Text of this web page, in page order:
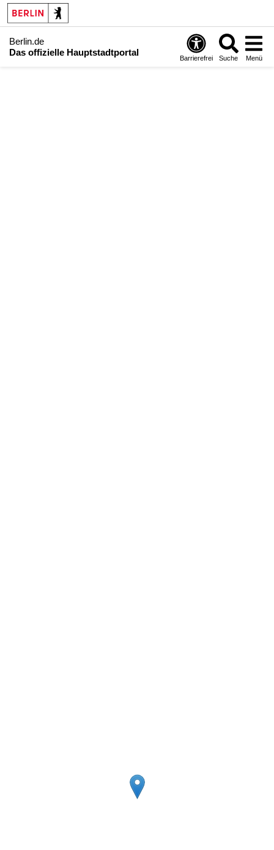
Berlin.de
Das offizielle Hauptstadtportal
Barrierefrei Suche Menü